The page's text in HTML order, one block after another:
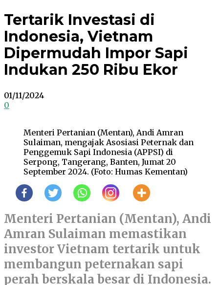
Tertarik Investasi di
Indonesia, Vietnam
Dipermudah Impor Sapi
Indukan 250 Ribu Ekor
01/11/2024
0
Menteri Pertanian (Mentan), Andi Amran
Sulaiman, mengajak Asosiasi Peternak dan
Penggemuk Sapi Indonesia (APPSI) di
Serpong, Tangerang, Banten, Jumat 20
September 2024. (Foto: Humas Kementan)
Menteri Pertanian (Mentan), Andi
Amran Sulaiman memastikan
investor Vietnam tertarik untuk
membangun peternakan sapi
perah berskala besar di Indonesia.